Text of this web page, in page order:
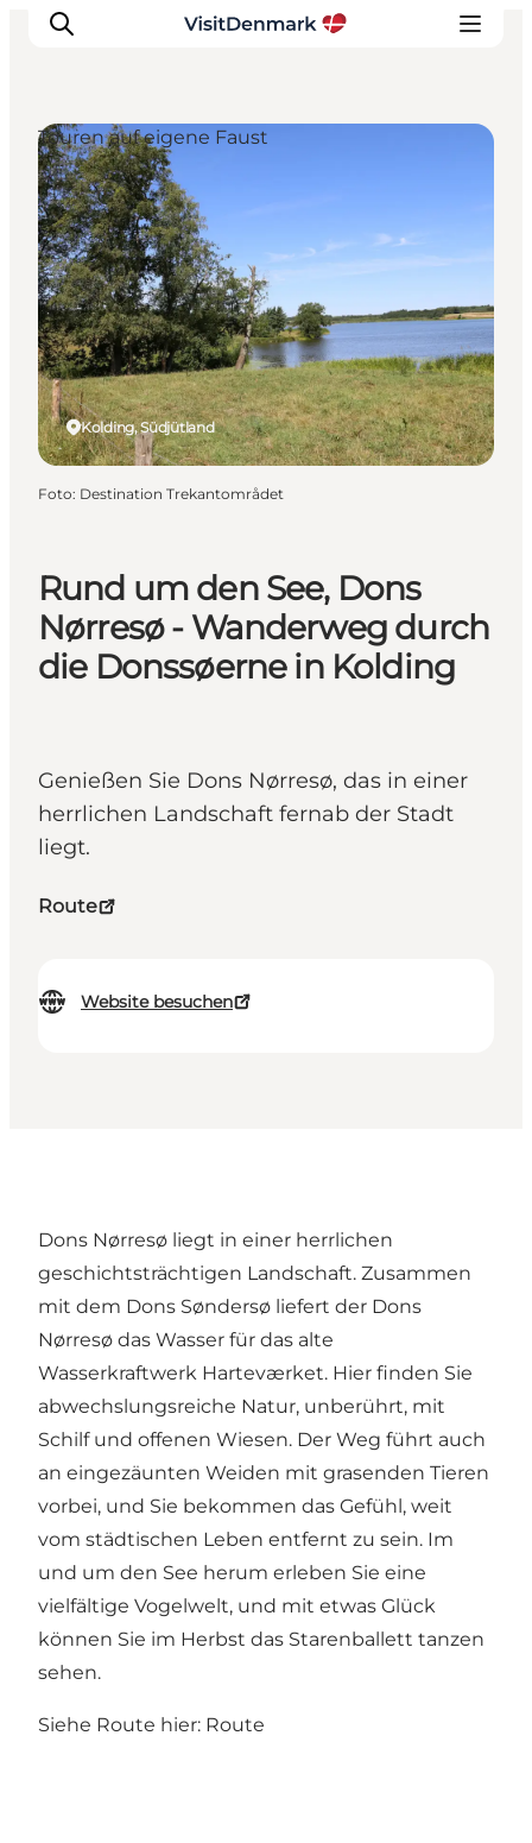
Inspiration
Regionen
Erlebnisse
Unterkünfte
Reiseplanung
Rund um den See, Dons
Nørresø - Wanderweg durch
die Donssøerne in Kolding
Genießen Sie Dons Nørresø, das in einer
herrlichen Landschaft fernab der Stadt
liegt.
Route
Website besuchen
Kolding, Südjütland
Touren auf eigene Faust
Foto: Destination Trekantområdet
Dons Nørresø liegt in einer herrlichen
geschichtsträchtigen Landschaft. Zusammen
mit dem Dons Søndersø liefert der Dons
Nørresø das Wasser für das alte
Wasserkraftwerk Harteværket. Hier finden Sie
abwechslungsreiche Natur, unberührt, mit
Schilf und offenen Wiesen. Der Weg führt auch
an eingezäunten Weiden mit grasenden Tieren
vorbei, und Sie bekommen das Gefühl, weit
vom städtischen Leben entfernt zu sein. Im
und um den See herum erleben Sie eine
vielfältige Vogelwelt, und mit etwas Glück
können Sie im Herbst das Starenballett tanzen
sehen.
Siehe Route hier: Route